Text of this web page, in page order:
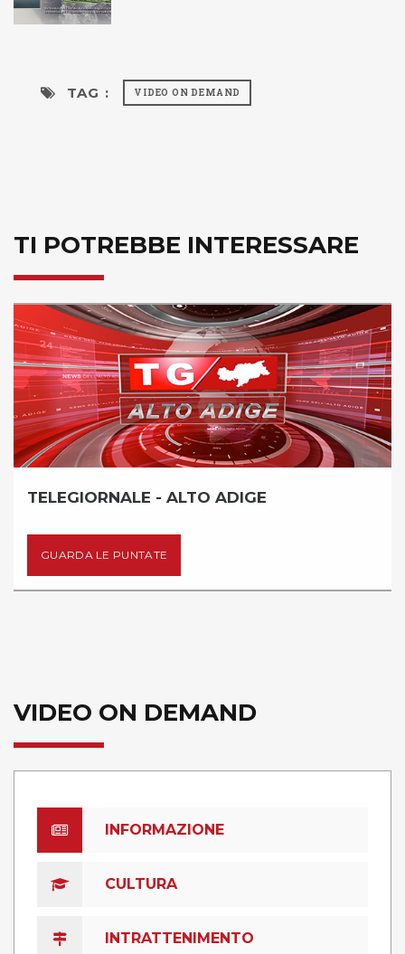
TAG : VIDEO ON DEMAND
TI POTREBBE INTERESSARE
- ALTO ADIGE
VIDEO ON DEMAND
INFORMAZIONE
CULTURA
INTRATTENIMENTO